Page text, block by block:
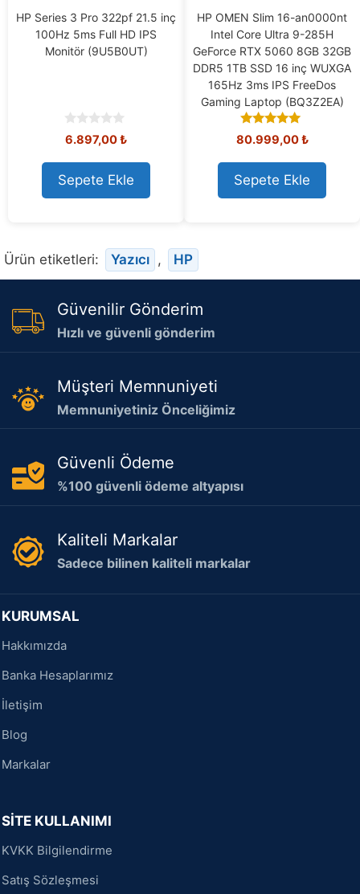
HP Series 3 Pro 322pf 21.5 inç
100Hz 5ms Full HD IPS
Monitör (9U5B0UT)
0
u
t
o
6.897,00₺
Sepete Ekle
HP OMEN Slim 16-an0000nt
Intel Core Ultra 9-285H
GeForce RTX 5060 8GB 32GB
DDR5 1TB SSD 16 inç WUXGA
165Hz 3ms IPS FreeDos
Gaming Laptop (BQ3Z2EA)
5.00
out of 5
80.999,00₺
Sepete Ekle
Ürün etiketleri: Yazıcı , HP
Güvenilir Gönderim
Hızlı ve güvenli gönderim
Müşteri Memnuniyeti
Memnuniyetiniz Önceliğimiz
Güvenli Ödeme
%100 güvenli ödeme altyapısı
Kaliteli Markalar
Sadece bilinen kaliteli markalar
KURUMSAL
Hakkımızda
Banka Hesaplarımız
İletişim
Blog
Markalar
SİTE KULLANIMI
KVKK Bilgilendirme
Satış Sözleşmesi